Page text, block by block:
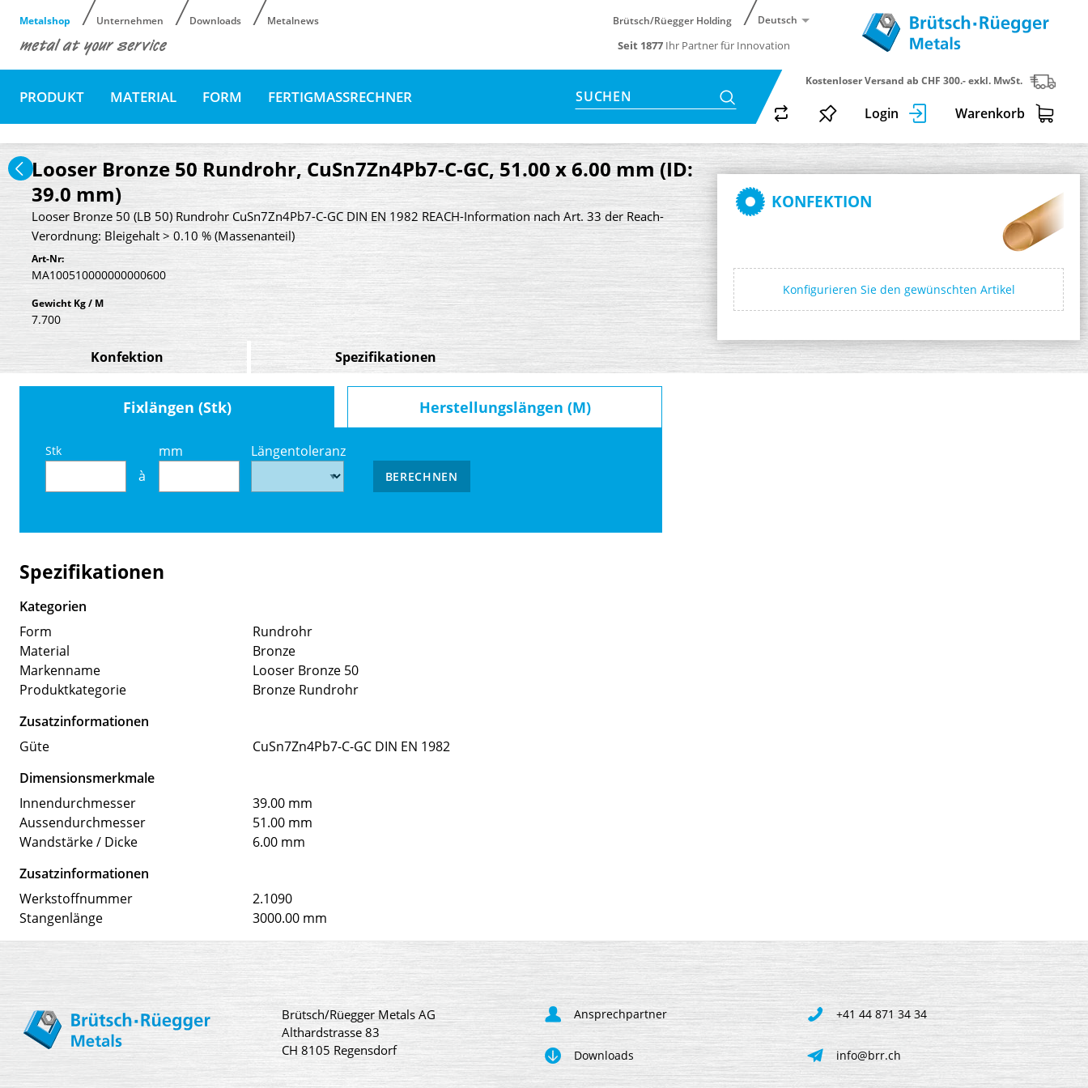
Metalshop Unternehmen Downloads Metalnews Brütsch/Rüegger Holding Deutsch
Seit 1877 Ihr Partner für Innovation
PRODUKT MATERIAL FORM FERTIGMASSRECHNER SUCHEN
Kostenloser Versand ab CHF 300.- exkl. MwSt.
Login Warenkorb
Looser Bronze 50 Rundrohr, CuSn7Zn4Pb7-C-GC, 51.00 x 6.00 mm (ID:
39.0 mm)
Looser Bronze 50 (LB 50) Rundrohr CuSn7Zn4Pb7-C-GC DIN EN 1982 REACH-Information nach Art. 33 der Reach-
Verordnung: Bleigehalt > 0.10 % (Massenanteil)
Art-Nr:
MA100510000000000600
Gewicht Kg / M
7.700
Konfektion Spezifikationen
Fixlängen (Stk) Herstellungslängen (M)
Stk
à
mm Längentoleranz
BERECHNEN
KONFEKTION
Konfigurieren Sie den gewünschten Artikel
Spezifikationen
Kategorien
Form
Rundrohr
Material
Bronze
Markenname
Looser Bronze 50
Produktkategorie
Bronze Rundrohr
Zusatzinformationen
Güte
CuSn7Zn4Pb7-C-GC DIN EN 1982
Dimensionsmerkmale
Innendurchmesser
39.00 mm
Aussendurchmesser
51.00 mm
Wandstärke / Dicke
6.00 mm
Zusatzinformationen
Werkstoffnummer
2.1090
Stangenlänge
3000.00 mm
Brütsch/Rüegger Metals AG
Althardstrasse 83
CH 8105 Regensdorf
Ansprechpartner +41 44 871 34 34
Downloads info@brr.ch